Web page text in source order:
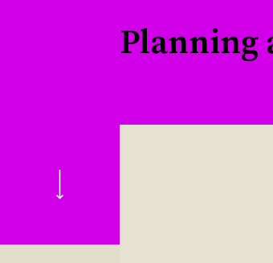
Planning